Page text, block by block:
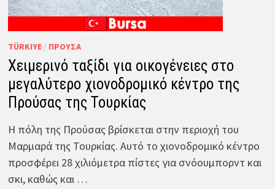
TÜRKIYE/ ΠΡΟΎΣΑ
Χειμερινό ταξίδι για οικογένειες στο
μεγαλύτερο χιονοδρομικό κέντρο της
Προύσας της Τουρκίας
Η πόλη της Προύσας βρίσκεται στην περιοχή του
Μαρμαρά της Τουρκίας. Αυτό το χιονοδρομικό κέντρο
προσφέρει 28 χιλιόμετρα πίστες για σνόουμπορντ και
σκι, καθώς και …